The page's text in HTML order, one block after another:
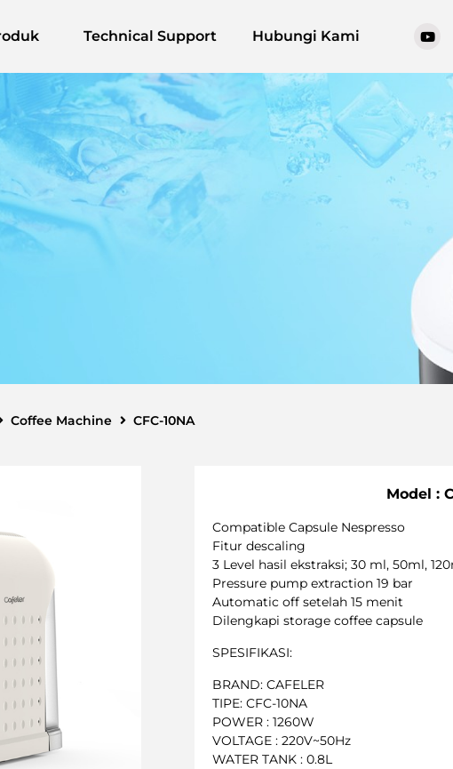
Technical Support Hubungi Kami
Coffee Machine CFC-10NA
Model :
Compatible Capsule Nespresso
Fitur descaling
3 Level hasil ekstraksi; 30 ml, 50ml,
Pressure pump extraction 19 bar
Automatic off setelah 15 menit
Dilengkapi storage coffee capsule
SPESIFIKASI:
BRAND: CAFELER
TIPE: CFC-10NA
POWER : 1260W
VOLTAGE : 220V~50Hz
WATER TANK : 0.8L